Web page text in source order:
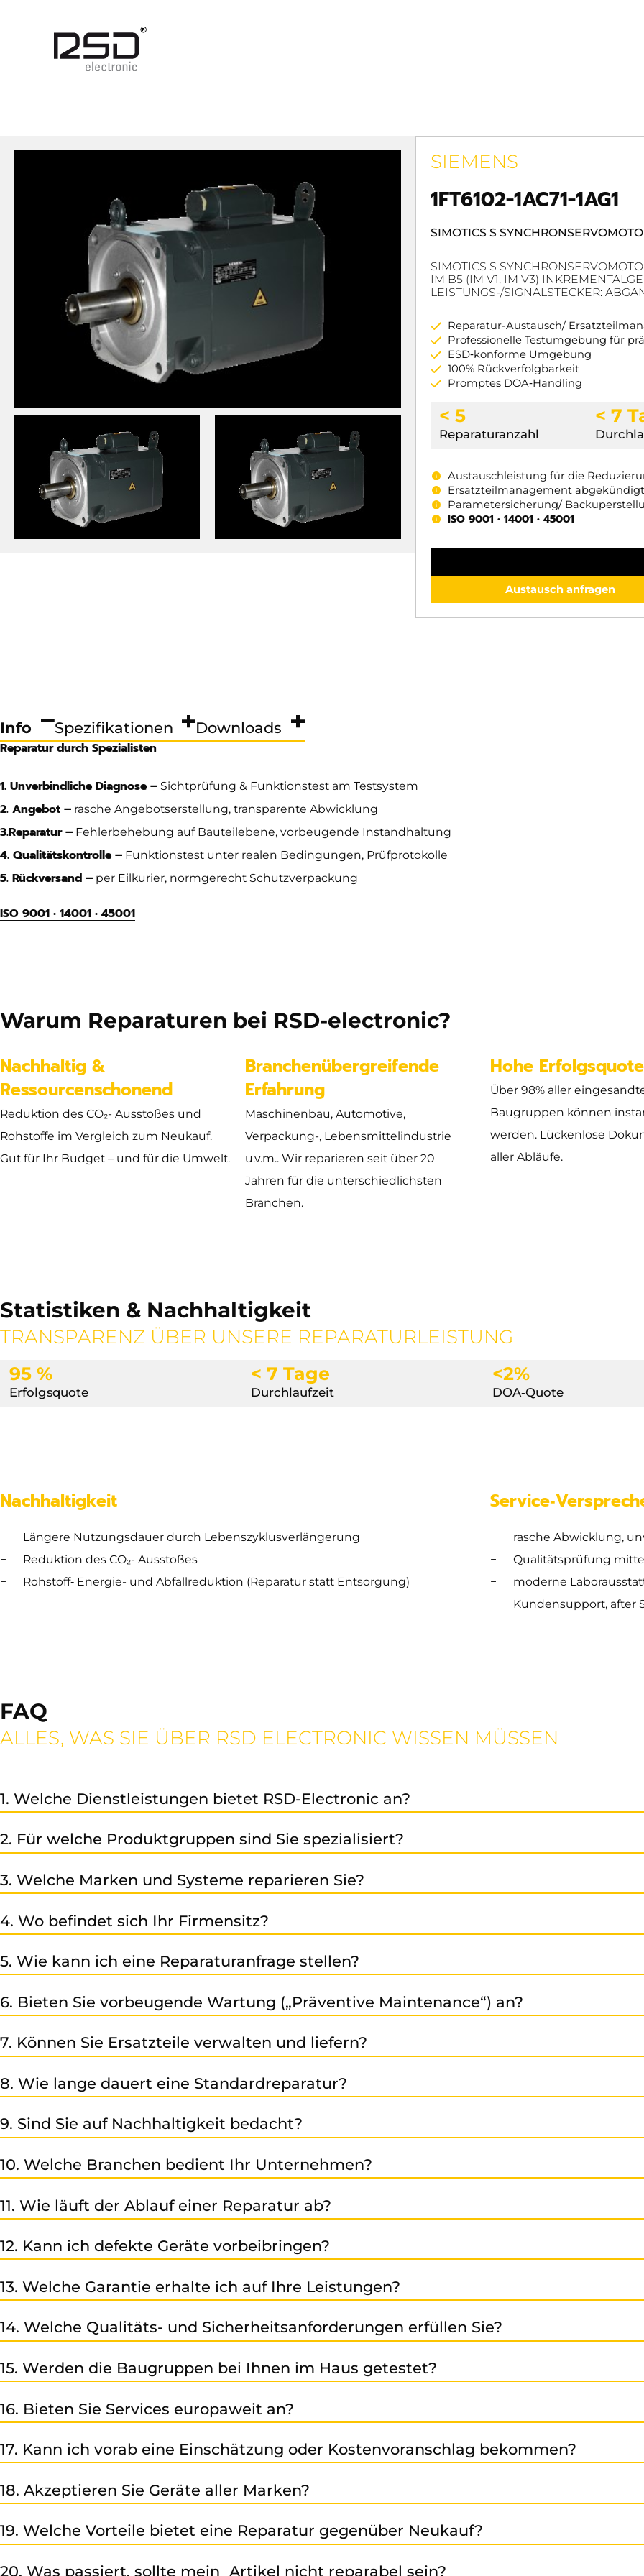
SIEMENS
1FT6102-1AC71-1AG1
SIMOTICS S
SIMOTICS S
IM B5 (IM V1, IM V3)
LEISTUNGS-/SIGNALSTECKER:
Reparatur-Austausch/
Professionelle Testumgebung für
ESD‑konforme Umgebung
100% Rückverfolgbarkeit
Promptes DOA‑Handling
< 5
Reparaturanzahl
< 7
Austauschleistung für die
Ersatzteilmanagement
Parametersicherung/
ISO 9001 • 14001 • 45001
Austausch anfragen
Info
Reparatur durch Spezialisten
1. Unverbindliche Diagnose – Sichtprüfung & Funktionstest am Testsystem
2. Angebot – rasche Angebotserstellung, transparente Abwicklung
3.Reparatur – Fehlerbehebung auf Bauteilebene, vorbeugende Instandhaltung
4. Qualitätskontrolle – Funktionstest unter realen Bedingungen, Prüfprotokolle
5. Rückversand – per Eilkurier, normgerecht Schutzverpackung
ISO 9001 • 14001 • 45001
Spezifikationen
Abmessung
Downloads
Warum Reparaturen bei RSD-electronic?
Nachhaltig &
Ressourcenschonend
Reduktion des CO₂- Ausstoßes und
Rohstoffe im Vergleich zum Neukauf.
Gut für Ihr Budget – und für die Umwelt.
Branchenübergreifende
Erfahrung
Maschinenbau, Automotive,
Verpackung-, Lebensmittelindustrie
u.v.m.. Wir reparieren seit über 20
Jahren für die unterschiedlichsten
Branchen.
Hohe Erfolgsquote
Über 98% aller
Baugruppen können
werden. Lückenlose
aller Abläufe.
Statistiken & Nachhaltigkeit
TRANSPARENZ ÜBER UNSERE REPARATURLEISTUNG
95 %
Erfolgsquote
< 7 Tage
Durchlaufzeit
<2%
DOA‐Quote
Nachhaltigkeit
Längere Nutzungsdauer durch Lebenszyklusverlängerung
Reduktion des CO₂- Ausstoßes
Rohstoff‑ Energie- und Abfallreduktion (Reparatur statt Entsorgung)
rasche Abwicklung,
Qualitätsprüfung
moderne
Kundensupport, after
FAQ
ALLES, WAS SIE ÜBER RSD ELECTRONIC WISSEN MÜSSEN
1. Welche Dienstleistungen bietet RSD-Electronic an?
Industrieelektronik an.
2. Für welche Produktgruppen sind Sie spezialisiert?
3. Welche Marken und Systeme reparieren Sie?
welche in der Automatisierung eingesetzt werden – sprechen Sie uns an. Wir beraten gerne!
4. Wo befindet sich Ihr Firmensitz?
5. Wie kann ich eine Reparaturanfrage stellen?
umgehend bei Ihnen!
6. Bieten Sie vorbeugende Wartung („Präventive Maintenance“) an?
Ja – wir bieten unsere Kunden neben der Reparatur und Austauschleistung auch eine vorbeugende
Maschinenstillständen minimiert werden.
7. Können Sie Ersatzteile verwalten und liefern?
8. Wie lange dauert eine Standardreparatur?
Die Dauer hängt vom Einzelfall ab (Typ, Hersteller, Zustand). Wir streben eine schnelle und effiziente
bei Eingang der Anfrage, im Schnitt ca. 7-10 Arbeitstage.
9. Sind Sie auf Nachhaltigkeit bedacht?
besonders wichtig.
10. Welche Branchen bedient Ihr Unternehmen?
Unsere Kunden kommen aus den verschiedensten Hersteller- und Servicebereichen: Automobil- und
Kunststoff- und Gummiindustrie, Chemie- und Pharmaindustrie sowie Maschinen- und Anlagenbau.
11. Wie läuft der Ablauf einer Reparatur ab?
bestandenem Qualitätstest der Rückversand per Kurier. Gerne erläutern wir jeden Schritt persönlich.
12. Kann ich defekte Geräte vorbeibringen?
13. Welche Garantie erhalte ich auf Ihre Leistungen?
Monaten ab Rechnungsdatum (falls nicht anders angegeben). Bei Fragen helfen wir Ihnen gern weiter.
14. Welche Qualitäts- und Sicherheitsanforderungen erfüllen Sie?
electronic.com/unternehmen/zertifikate
15. Werden die Baugruppen bei Ihnen im Haus getestet?
Ja – unser Motto lautet, keine Reparatur ohne Test. Alle Baugruppen werden so realitätsnah wie möglich
uns eine vollständige Qualitätsprüfung.
16. Bieten Sie Services europaweit an?
17. Kann ich vorab eine Einschätzung oder Kostenvoranschlag bekommen?
18. Akzeptieren Sie Geräte aller Marken?
Wir sind auf Geräte von Siemens spezialisiert, bearbeiten jedoch auch viele weitere Marken im Bereich
prüfen Ihr Gerät individuell.
19. Welche Vorteile bietet eine Reparatur gegenüber Neukauf?
20. Was passiert, sollte mein Artikel nicht reparabel sein?